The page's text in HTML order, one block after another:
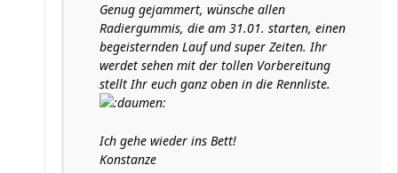
Genug gejammert, wünsche allen
Radiergummis, die am 31.01. starten, einen
begeisternden Lauf und super Zeiten. Ihr
werdet sehen mit der tollen Vorbereitung
stellt Ihr euch ganz oben in die Rennliste.
Ich gehe wieder ins Bett!
Konstanze